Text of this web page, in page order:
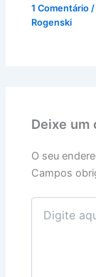
1 Comentário /
Rogenski
Deixe um
O seu
Campos
Digite
aqui...